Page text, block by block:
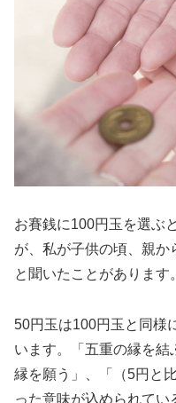
お賽銭に100円玉を選ぶ
が、私が子供の頃、親か
と聞いたことがあります。
50円玉は100円玉と同様
います。「五重の縁を
縁を願う」、「（5円と
った意味が込められてい